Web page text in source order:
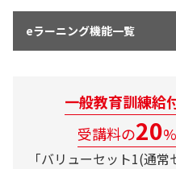
一問一答形式の過去問演習によ
ない、本物の問題解答力を身に
から苦手な問題が洗い出され、
eラーニング機能
デジタルテキスト
２級学科試験対策講座
過去問一問一答演習
AFP認定研修
eラーニング機能一覧
機能
一般教育訓練給
受講料の20
「バリューセット1(通常